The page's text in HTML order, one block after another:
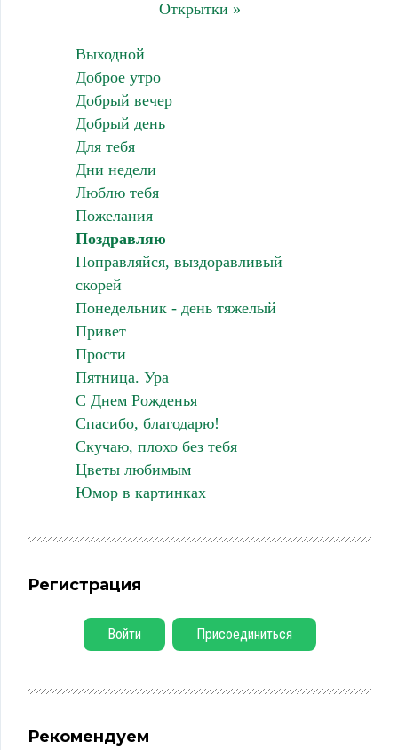
Открытки »
Выходной
Доброе утро
Добрый вечер
Добрый день
Для тебя
Дни недели
Люблю тебя
Пожелания
Поздравляю
Поправляйся, выздоравливый
скорей
Понедельник - день тяжелый
Привет
Прости
Пятница. Ура
С Днем Рожденья
Спасибо, благодарю!
Скучаю, плохо без тебя
Цветы любимым
Юмор в картинках
Регистрация
Войти Присоединиться
Рекомендуем